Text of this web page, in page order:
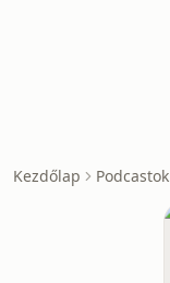
Kezdőlap Podcastok